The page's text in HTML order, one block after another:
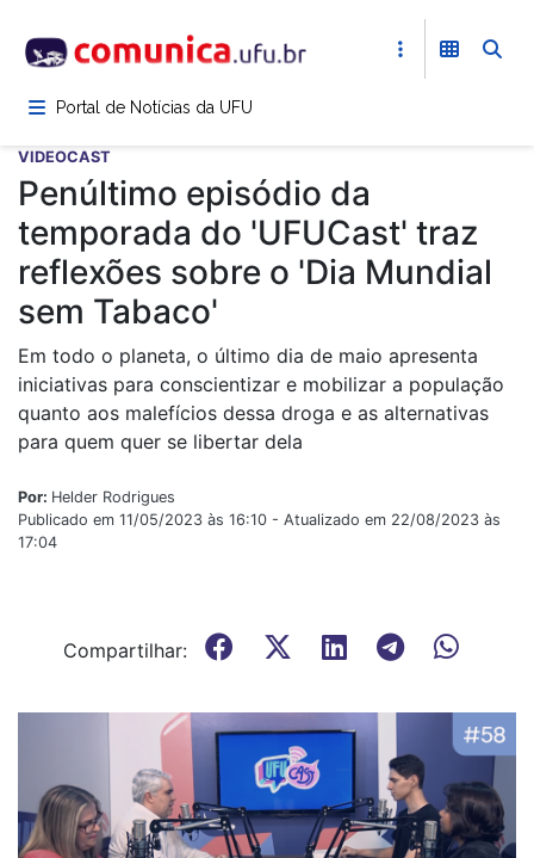
para
conteúdoPortal de Notícias da UFU
VIDEOCAST
Penúltimo episódio da
temporada do 'UFUCast' traz
reflexões sobre o 'Dia Mundial
sem Tabaco'
Em todo o planeta, o último dia de maio apresenta
iniciativas para conscientizar e mobilizar a população
quanto aos malefícios dessa droga e as alternativas
para quem quer se libertar dela
Por: Helder Rodrigues
Publicado em 11/05/2023 às 16:10 - Atualizado em 22/08/2023 às
17:04
Compartilhar: